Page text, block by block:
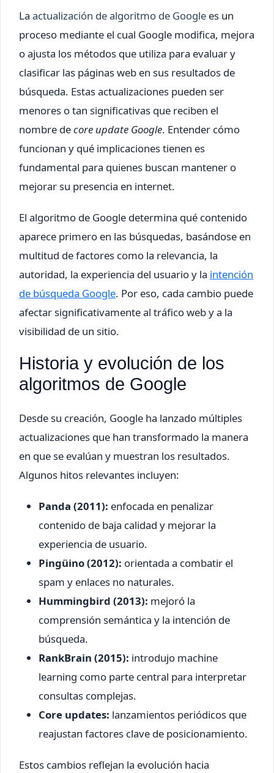
La actualización de algoritmo de Google es un
proceso mediante el cual Google modifica, mejora
o ajusta los métodos que utiliza para evaluar y
clasificar las páginas web en sus resultados de
búsqueda. Estas actualizaciones pueden ser
menores o tan significativas que reciben el
nombre decore update Google. Entender cómo
funcionan y qué implicaciones tienen es
fundamental para quienes buscan mantener o
mejorar su presencia en internet.
El algoritmo de Google determina qué contenido
aparece primero en las búsquedas, basándose en
multitud de factores como la relevancia, la
autoridad, la experiencia del usuario y la intención
de búsqueda Google. Por eso, cada cambio puede
afectar significativamente al tráfico web y a la
visibilidad de un sitio.
Historia y evolución de los
algoritmos de Google
Desde su creación, Google ha lanzado múltiples
actualizaciones que han transformado la manera
en que se evalúan y muestran los resultados.
Algunos hitos relevantes incluyen:
Panda (2011): enfocada en penalizar
contenido de baja calidad y mejorar la
experiencia de usuario.
Pingüino (2012): orientada a combatir el
spam y enlaces no naturales.
Hummingbird (2013): mejoró la
comprensión semántica y la intención de
búsqueda.
RankBrain (2015): introdujo machine
learning como parte central para interpretar
consultas complejas.
Core updates: lanzamientos periódicos que
reajustan factores clave de posicionamiento.
Estos cambios reflejan la evolución hacia